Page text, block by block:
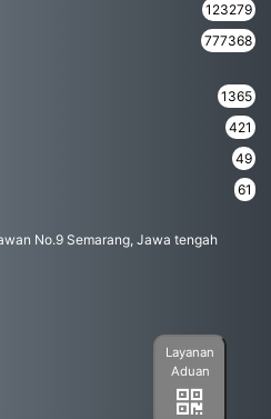
123279
777368
1365
421
49
61
No.9 Semarang, Jawa tengah
Layanan
Aduan